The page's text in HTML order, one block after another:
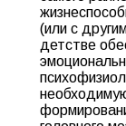
(или с
детстве